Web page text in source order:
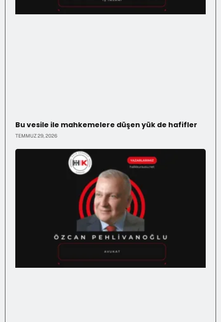
Bu vesile ile mahkemelere düşen yük de hafifler
TEMMUZ 29, 2026